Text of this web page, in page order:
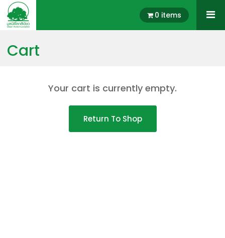
0 items
Cart
Your cart is currently empty.
Return To Shop